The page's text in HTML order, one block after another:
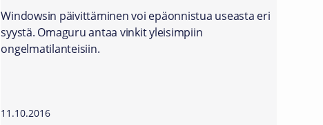
Windowsin päivittäminen voi epäonnistua useasta eri
syystä. Omaguru antaa vinkit yleisimpiin
ongelmatilanteisiin.
11.10.2016